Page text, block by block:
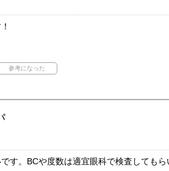
す。BCや度数は適宜眼科で検査しても